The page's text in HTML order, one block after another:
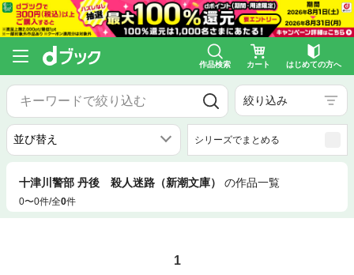
作品検索 カート はじめての方へ
絞り込み
シリーズでまとめる
十津川警部 丹後 殺人迷路（新潮文庫） の作品一覧
0〜0件/全0件
1